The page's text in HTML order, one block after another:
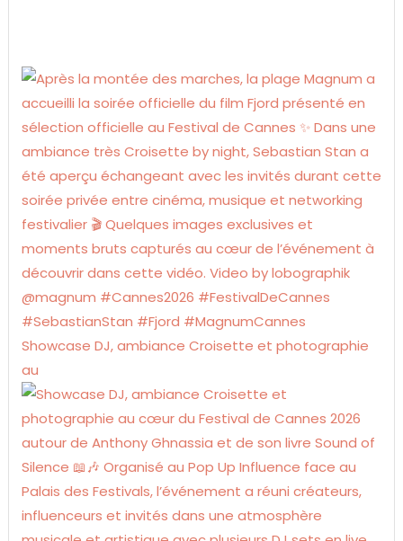
Showcase DJ, ambiance Croisette et photographie
au